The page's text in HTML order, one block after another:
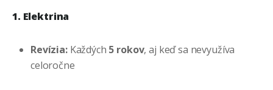
1. Elektrina
Revízia:Každých 5 rokov, aj keď sa nevyužíva
celoročne